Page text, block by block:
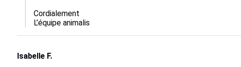
Cordialement
L’équipe animalis
Isabelle F.